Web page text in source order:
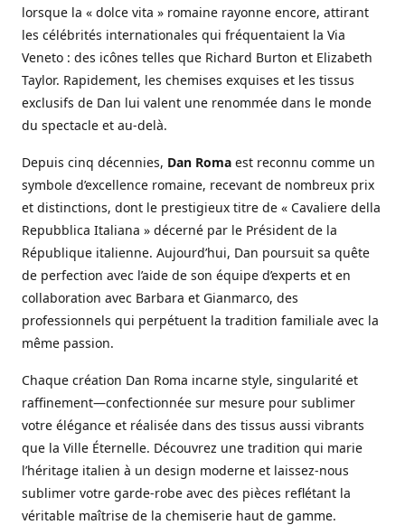
lorsque la « dolce vita » romaine rayonne encore, attirant
les célébrités internationales qui fréquentaient la Via
Veneto : des icônes telles que Richard Burton et Elizabeth
Taylor. Rapidement, les chemises exquises et les tissus
exclusifs de Dan lui valent une renommée dans le monde
du spectacle et au-delà.
Depuis cinq décennies, Dan Roma est reconnu comme un
symbole d’excellence romaine, recevant de nombreux prix
et distinctions, dont le prestigieux titre de « Cavaliere della
Repubblica Italiana » décerné par le Président de la
République italienne. Aujourd’hui, Dan poursuit sa quête
de perfection avec l’aide de son équipe d’experts et en
collaboration avec Barbara et Gianmarco, des
professionnels qui perpétuent la tradition familiale avec la
même passion.
Chaque création Dan Roma incarne style, singularité et
raffinement—confectionnée sur mesure pour sublimer
votre élégance et réalisée dans des tissus aussi vibrants
que la Ville Éternelle. Découvrez une tradition qui marie
l’héritage italien à un design moderne et laissez-nous
sublimer votre garde-robe avec des pièces reflétant la
véritable maîtrise de la chemiserie haut de gamme.